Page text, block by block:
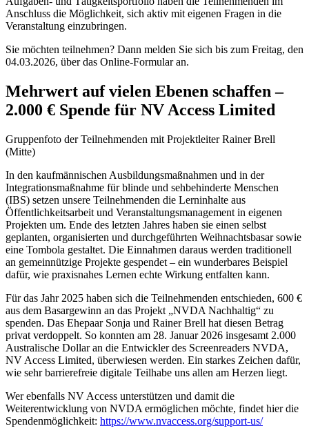
Anschluss die Möglichkeit, sich aktiv mit eigenen Fragen in die
Veranstaltung einzubringen.
Sie möchten teilnehmen? Dann melden Sie sich bis zum Freitag, den
04.03.2026, über das Online-Formular an.
Mehrwert auf vielen Ebenen schaffen –
2.000 € Spende für NV Access Limited
Gruppenfoto der Teilnehmenden mit Projektleiter Rainer Brell
(Mitte)
In den kaufmännischen Ausbildungsmaßnahmen und in der
Integrationsmaßnahme für blinde und sehbehinderte Menschen
(IBS) setzen unsere Teilnehmenden die Lerninhalte aus
Öffentlichkeitsarbeit und Veranstaltungsmanagement in eigenen
Projekten um. Ende des letzten Jahres haben sie einen selbst
geplanten, organisierten und durchgeführten Weihnachtsbasar sowie
eine Tombola gestaltet. Die Einnahmen daraus werden traditionell
an gemeinnützige Projekte gespendet – ein wunderbares Beispiel
dafür, wie praxisnahes Lernen echte Wirkung entfalten kann.
Für das Jahr 2025 haben sich die Teilnehmenden entschieden, 600 €
aus dem Basargewinn an das Projekt „NVDA Nachhaltig“ zu
spenden. Das Ehepaar Sonja und Rainer Brell hat diesen Betrag
privat verdoppelt. So konnten am 28. Januar 2026 insgesamt 2.000
Australische Dollar an die Entwickler des Screenreaders NVDA,
NV Access Limited, überwiesen werden. Ein starkes Zeichen dafür,
wie sehr barrierefreie digitale Teilhabe uns allen am Herzen liegt.
Wer ebenfalls NV Access unterstützen und damit die
Weiterentwicklung von NVDA ermöglichen möchte, findet hier die
Spendenmöglichkeit: https://www.nvaccess.org/support-us/